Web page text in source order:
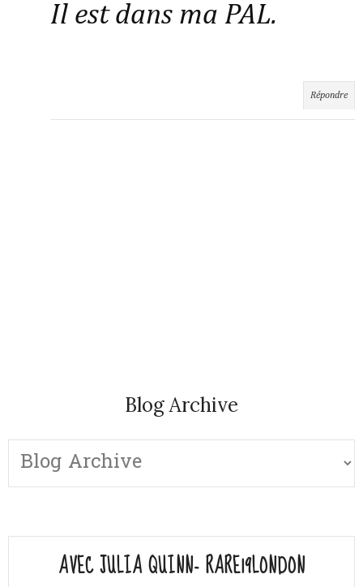
Il est dans ma PAL.
Répondre
Blog Archive
AVEC JULIA QUINN- RARE19LONDON